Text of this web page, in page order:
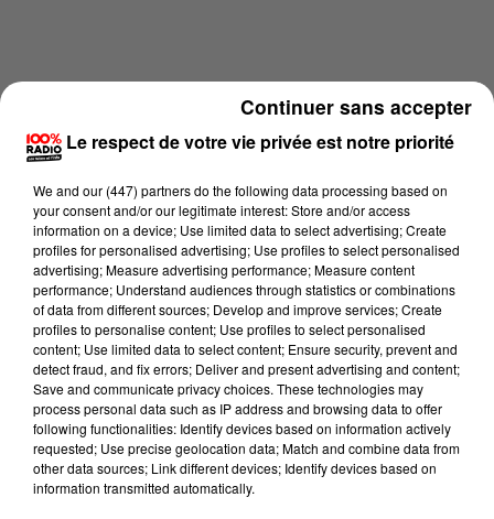
Lecture (4 min 14 sec)
100%
100% Radio les infos du grand Toulouse
Le respect de votre vie privée est notre priorité
We and our (447) partnersdo the following data processing based on
your consent and/or our legitimate interest: Store and/or access
information on a device; Use limited data to select advertising; Create
profiles for personalised advertising; Use profiles to select personalised
advertising; Measure advertising performance; Measure content
performance; Understand audiences through statistics or combinations
of data from different sources; Develop and improve services; Create
profiles to personalise content; Use profiles to select personalised
content; Use limited data to select content; Ensure security, prevent and
detect fraud, and fix errors; Deliver and present advertising and content;
Save and communicate privacy choices. These technologies may
process personal data such as IP address and browsing data to offer
following functionalities: Identify devices based on information actively
requested; Use precise geolocation data; Match and combine data from
other data sources; Link different devices; Identify devices based on
information transmitted automatically.
Continuer sans accepter